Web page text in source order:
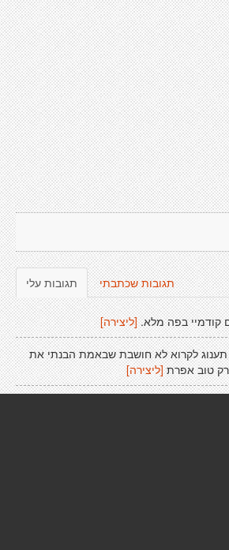
תגובות עלי תגובות שכתבתי
בפה מלא. [ליצירה]
לקרוא לא חושבת שבאמת הבנתי את
טוב אפרת [ליצירה]